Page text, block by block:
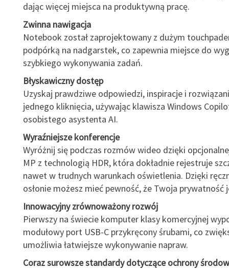
dając więcej miejsca na produktywną pracę.
Zwinna nawigacja
Notebook został zaprojektowany z dużym
podpórką na nadgarstek, co zapewnia miejsce do
szybkiego wykonywania zadań.
Błyskawiczny dostęp
Uzyskaj prawdziwe odpowiedzi, inspiracje i
jednego kliknięcia, używając klawisza Windows
osobistego asystenta AI.
Wyraźniejsze konferencje
Wyróżnij się podczas rozmów wideo dzięki
MP z technologią HDR, która dokładnie rejestruje
nawet w trudnych warunkach oświetlenia. Dzięki
osłonie możesz mieć pewność, że Twoja prywatność
Innowacyjny zrównoważony rozwój
Pierwszy na świecie komputer klasy komercyjnej
modułowy port USB-C przykręcony śrubami, co
umożliwia łatwiejsze wykonywanie napraw.
Coraz surowsze standardy dotyczące ochrony